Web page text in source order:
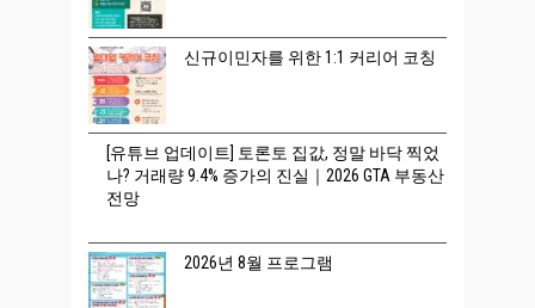
신규이민자를 위한 1:1 커리어 코칭
[유튜브 업데이트] 토론토 집값, 정말 바닥 찍었
나? 거래량 9.4% 증가의 진실｜2026 GTA 부동산
전망
2026년 8월 프로그램